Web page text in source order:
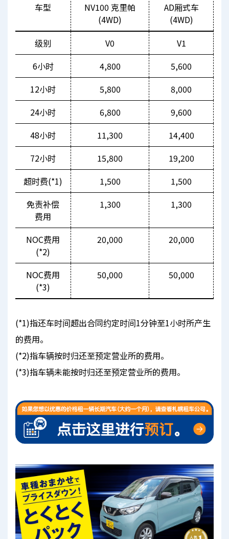
车型
NV100 克里帕
(4WD)
AD厢式车
(4WD)
级别
V0
V1
6小时
4,800
5,600
12小时
5,800
8,000
24小时
6,800
9,600
48小时
11,300
14,400
72小时
15,800
19,200
超时费(*1)
1,500
1,500
免责补偿
费用
1,300 1,300
NOC费用
(*2)
20,000 20,000
NOC费用
(*3)
50,000 50,000
(*1)指还车时间超出合同约定时间1分钟至1小时所产生
的费用。
(*2)指车辆按时归还至预定营业所的费用。
(*3)指车辆未能按时归还至预定营业所的费用。